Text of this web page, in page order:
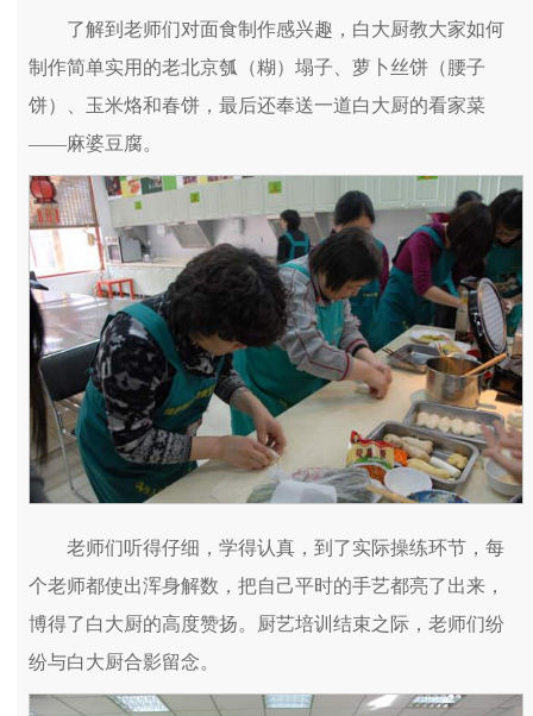
了解到老师们对面食制作感兴趣，白大厨教大家如何
制作简单实用的老北京瓠（糊）塌子、萝卜丝饼（腰子
饼）、玉米烙和春饼，最后还奉送一道白大厨的看家菜
――麻婆豆腐。
老师们听得仔细，学得认真，到了实际操练环节，每
个老师都使出浑身解数，把自己平时的手艺都亮了出来，
博得了白大厨的高度赞扬。厨艺培训结束之际，老师们纷
纷与白大厨合影留念。